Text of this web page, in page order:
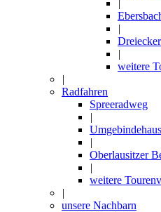
|
|
|
weitere
|
Radfahren
Spreeradweg
|
|
Oberlausitzer
|
weitere
|
unsere Nachbarn